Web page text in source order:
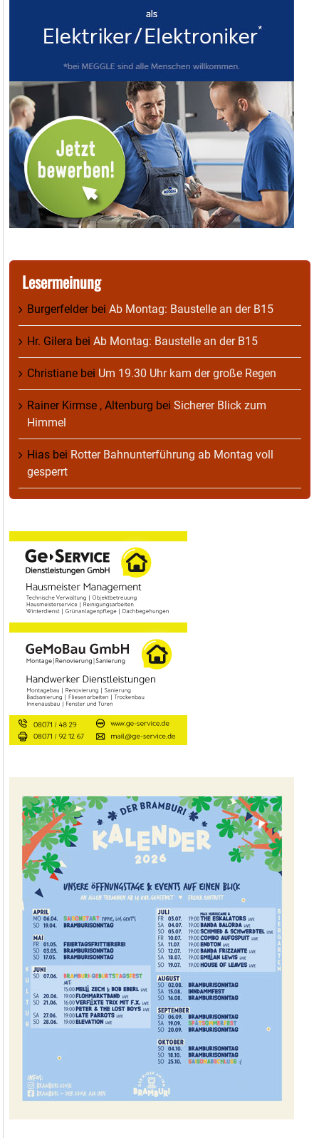
Lesermeinung
Burgerfelderbei Ab Montag: Baustelle an der B15
Hr. Gilera bei Ab Montag: Baustelle an der B15
Christiane bei Um 19.30 Uhr kam der große Regen
Rainer Kirmse , Altenburg bei Sicherer Blick zum
Himmel
Hias bei Rotter Bahnunterführung ab Montag voll
gesperrt